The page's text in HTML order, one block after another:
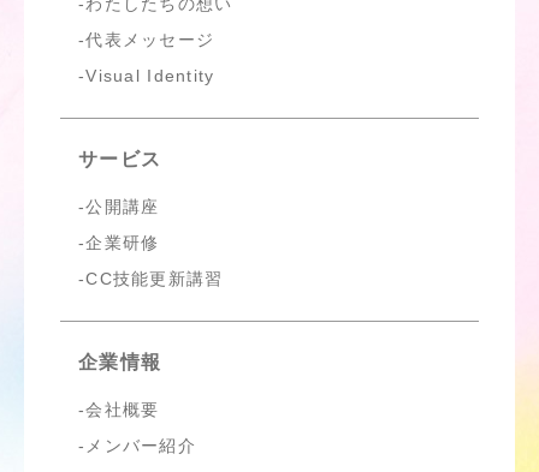
代表メッセージ
Visual Identity
サービス
公開講座
企業研修
CC技能更新講習
企業情報
会社概要
メンバー紹介